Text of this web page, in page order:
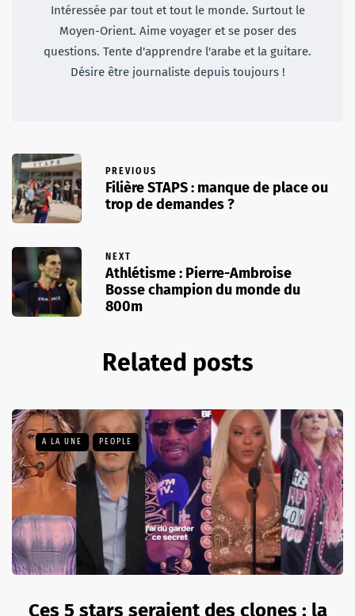
Intéressée par tout et tout le monde. Surtout le
Moyen-Orient. Aime voyager et se poser des
questions. Tente d'apprendre l'arabe et la guitare.
Désire être journaliste depuis toujours !
PREVIOUS
Filière STAPS : manque de place ou
trop de demandes ?
NEXT
Athlétisme : Pierre-Ambroise
Bosse champion du monde du
800m
Related posts
A LA UNE PEOPLE
Ces 5 stars seraient des clones : la